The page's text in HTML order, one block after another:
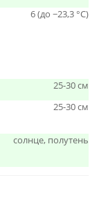
6 (до −23,3 °C)
25-30 см
25-30 см
солнце, полутень